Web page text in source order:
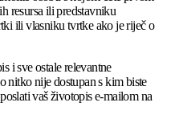
resursa ili predstavniku
ili vlasniku tvrtke ako je riječ o
i sve ostale relevantne
nitko nije dostupan s kim biste
vaš životopis e-mailom na